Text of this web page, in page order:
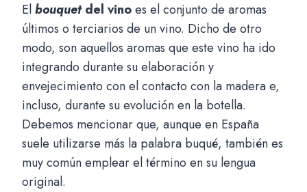
Elbouquetdel vinoes el conjunto de aromas
últimos o terciarios de un vino. Dicho de otro
modo, son aquellos aromas que este vino ha ido
integrando durante su elaboración y
envejecimiento con el contacto con la madera e,
incluso, durante su evolución en la botella.
Debemos mencionar que, aunque en España
suele utilizarse más la palabra buqué, también es
muy común emplear el término en su lengua
original.